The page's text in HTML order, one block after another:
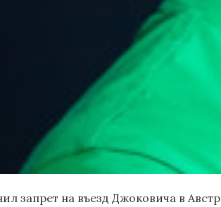
запрет на въезд Джоковича в